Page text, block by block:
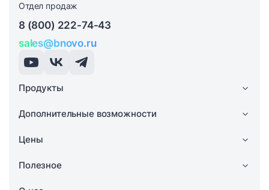
Отдел продаж
8 (800) 222-74-43
sales@bnovo.ru
Продукты
Дополнительные возможности
Цены
Полезное